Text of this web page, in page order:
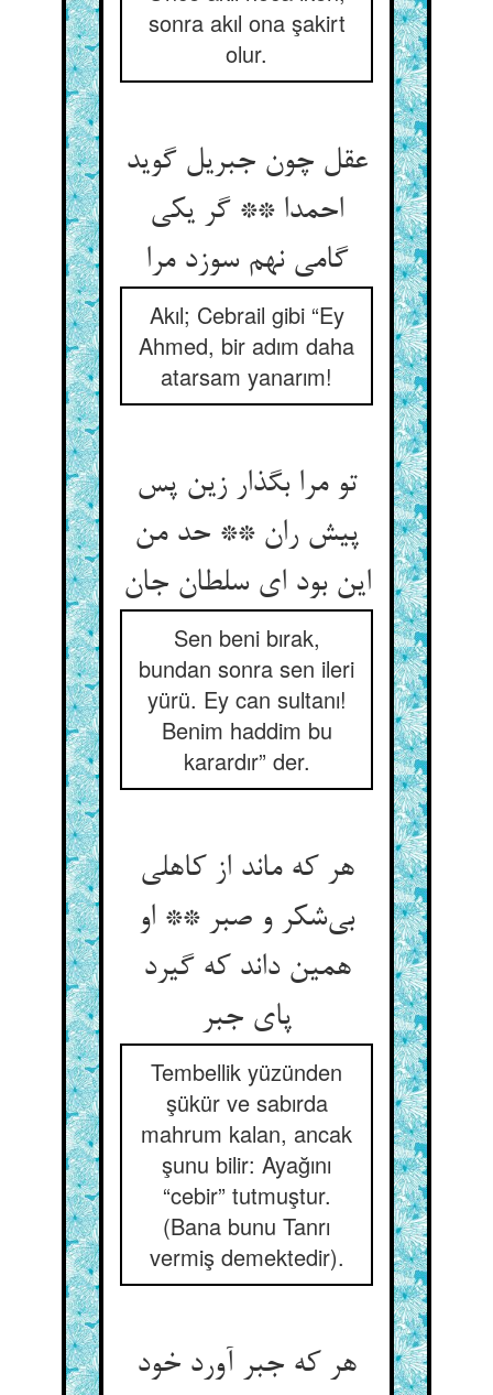
sonra akıl ona şakirt
olur.
عقل چون جبریل گوید
احمدا ** گر یکی
گامی نهم سوزد مرا
Akıl; Cebrail gibi “Ey
Ahmed, bir adım daha
atarsam yanarım!
تو مرا بگذار زین پس
پیش ران ** حد من
این بود ای سلطان جان‌‌
Sen beni bırak,
bundan sonra sen ileri
yürü. Ey can sultanı!
Benim haddim bu
karardır” der.
هر که ماند از کاهلی
بی‌‌شکر و صبر ** او
همین داند که گیرد
پای جبر
Tembellik yüzünden
şükür ve sabırda
mahrum kalan, ancak
şunu bilir: Ayağını
“cebir” tutmuştur.
(Bana bunu Tanrı
vermiş demektedir).
هر که جبر آورد خود